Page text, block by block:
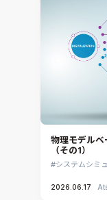
CAEエンジニ
CAE分野にお
システム構築と
SIMULIA
Simcenter
Simcenter
Ansys
Simcenter
Rocky
CATIA V5
Ansys EnSight
物理モデルベ
（その1）
システムシミ
2026.06.17